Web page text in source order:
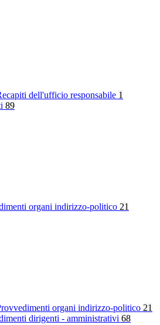
dell'ufficio responsabile 1
89
organi indirizzo-politico 21
organi indirizzo-politico 21
dirigenti - amministrativi 68